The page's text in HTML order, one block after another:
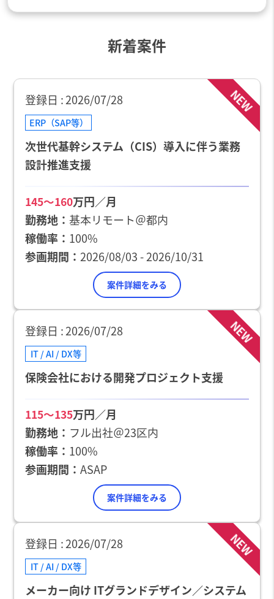
新着案件
NEW
登録日 2026/07/28
ERP（SAP等）
次世代基幹システム（CIS）導入に伴う業務
設計推進支援
145〜160万円／月
勤務地
基本リモート＠都内
稼働率
100%
参画期間
2026/08/03 - 2026/10/31
案件詳細をみる
NEW
登録日 2026/07/28
IT / AI / DX等
保険会社における開発プロジェクト支援
115〜135万円／月
勤務地
フル出社＠23区内
稼働率
100%
参画期間
ASAP
案件詳細をみる
NEW
登録日 2026/07/28
IT / AI / DX等
メーカー向け ITグランドデザイン／システム